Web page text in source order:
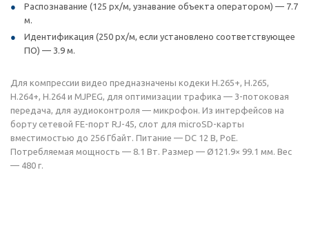
Распознавание (125 px/м, узнавание объекта оператором) — 7.7
м.
Идентификация (250 px/м, если установлено соответствующее
ПО) — 3.9 м.
Для компрессии видео предназначены кодеки H.265+, H.265,
H.264+, H.264 и MJPEG, для оптимизации трафика — 3-потоковая
передача, для аудиоконтроля — микрофон. Из интерфейсов на
борту сетевой FE-порт RJ-45, слот для microSD-карты
вместимостью до 256 Гбайт. Питание — DC 12 В, PoE.
Потребляемая мощность — 8.1 Вт. Размер — Ø121.9× 99.1 мм. Вес
— 480 г.